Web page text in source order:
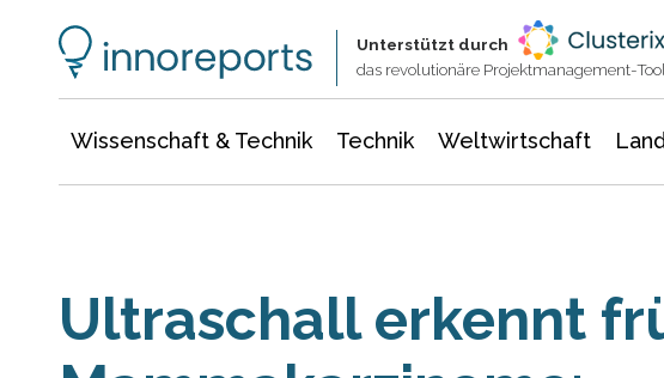
Unterstützt durch
das revolutionäre Projektmanagement-Tool
Wissenschaft & Technik Technik Weltwirtschaft
Ultraschall erkennt